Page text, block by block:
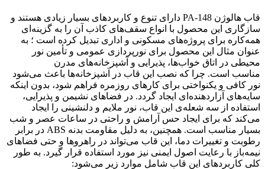
قاب هالوژن PA-148 دارای تنوع و کاربردهای بسیار زیادی هستند و
سازگاری این محصول با انواع سقف‌های کاذب آن را به گزینه‌ای
همه‌کاره برای پروژه‌های مسکونی و اداری تبدیل کرده است ؛ به
عنوان مثال این محصول برای نورپردازی عمومی و تأمین نور
محیطی در اتاق خواب‌ها، پذیرایی و آشپزخانه‌های مدرن
مناسب است. چرا که نصب این قاب در آشپزخانه‌ها باعث می‌شود
نور کافی و یکنواختی برای کارهای روزمره فراهم شود، بدون اینکه
سایه‌های آزاردهنده‌ای ایجاد گردد. در فضاهای نشیمن و پذیرایی،
استفاده از سه شعله‌ی این قاب، نور ملایم و دلنشینی را ایجاد
می‌کند که برای ایجاد حس آرامش و راحتی در ساعات عصر و شب
بسیار مناسب است. همچنین، به دلیل مقاومت بدنه ABS در برابر
رطوبت و تغییرات دما، این قاب می‌تواند در راهروها و حتی فضاهای
نیمه‌باز با رعایت اصول ایمنی نیز مورد استفاده قرار گیرد. به طور
کلی کاربردهای این قاب شامل موارد زیر می‌شود: